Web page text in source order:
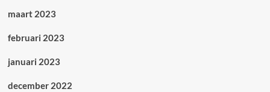
maart 2023
februari 2023
januari 2023
december 2022